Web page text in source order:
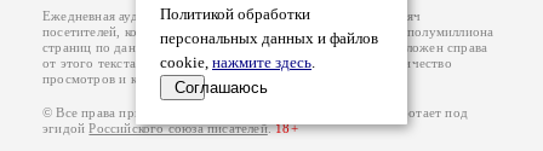
Политикой обработки
персональных данных и файлов
cookie, нажмите здесь.
Соглашаюсь
Ежедневная аудитория портала Проза.ру – порядка 100 тысяч
посетителей, которые в общей сумме просматривают более полумиллиона
страниц по данным счетчика посещаемости, который расположен справа
от этого текста. В каждой графе указано по две цифры: количество
просмотров и количество посетителей.
© Все права принадлежат авторам, 2000-2026. Портал работает под
эгидойРоссийского союза писателей.18+